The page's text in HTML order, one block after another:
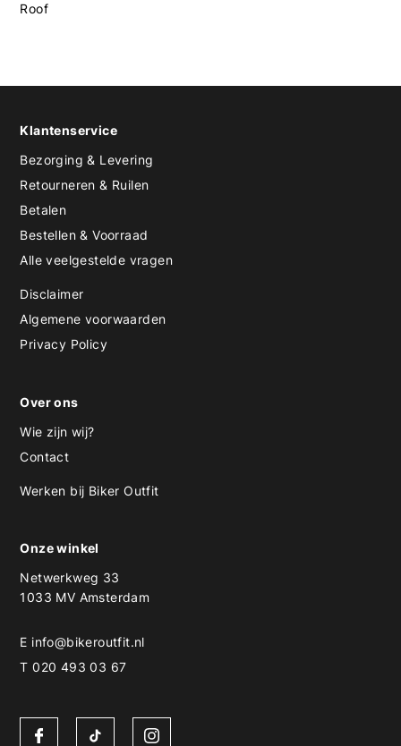
Roof
Klantenservice
Bezorging & Levering
Retourneren & Ruilen
Betalen
Bestellen & Voorraad
Alle veelgestelde vragen
Disclaimer
Algemene voorwaarden
Privacy Policy
Over ons
Wie zijn wij?
Contact
Werken bij Biker Outfit
Onze winkel
Netwerkweg 33
1033 MV Amsterdam
E info@bikeroutfit.nl
T 020 493 03 67